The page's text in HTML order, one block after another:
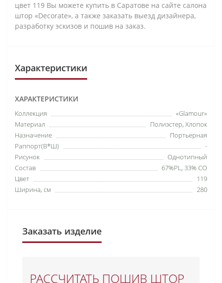
цвет 119 Вы можете купить в Саратове на сайте салона
штор «Decorate», а также заказать выезд дизайнера,
разработку эскизов и пошив на заказ.
Характеристики
ХАРАКТЕРИСТИКИ
Коллекция
«Glamour»
Материал
Полиэстер, Хлопок
Назначение
Портьерная
Раппорт(В*Ш)
-
Рисунок
Однотипный
Состав
67%PL, 33% CO
Цвет
119
Ширина, см
280
Заказать изделие
РАССЧИТАТЬ ПОШИВ ШТОР